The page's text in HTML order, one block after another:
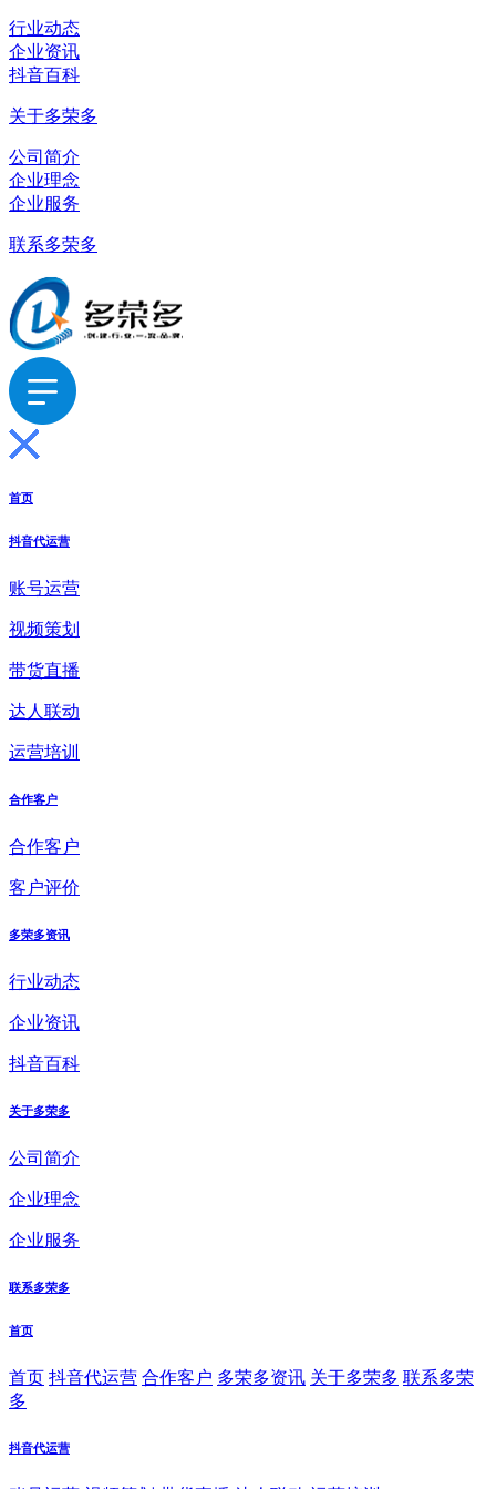
行业动态
企业资讯
抖音百科
关于多荣多
公司简介
企业理念
企业服务
联系多荣多
首页
抖音代运营
账号运营
视频策划
带货直播
达人联动
运营培训
合作客户
合作客户
客户评价
多荣多资讯
行业动态
企业资讯
抖音百科
关于多荣多
公司简介
企业理念
企业服务
联系多荣多
首页
首页 抖音代运营 合作客户 多荣多资讯 关于多荣多 联系多荣
多
抖音代运营